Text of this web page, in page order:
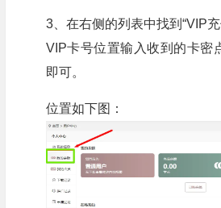
3、在右侧的列表中找到“VIP
VIP卡号位置输入收到的卡密
即可。
位置如下图：